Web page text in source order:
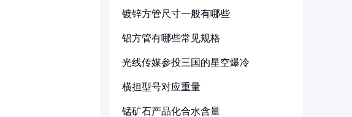
镀锌方管尺寸一般有哪些
铝方管有哪些常见规格
光线传媒参投三国的星空爆冷
横担型号对应重量
锰矿石产品化合水含量